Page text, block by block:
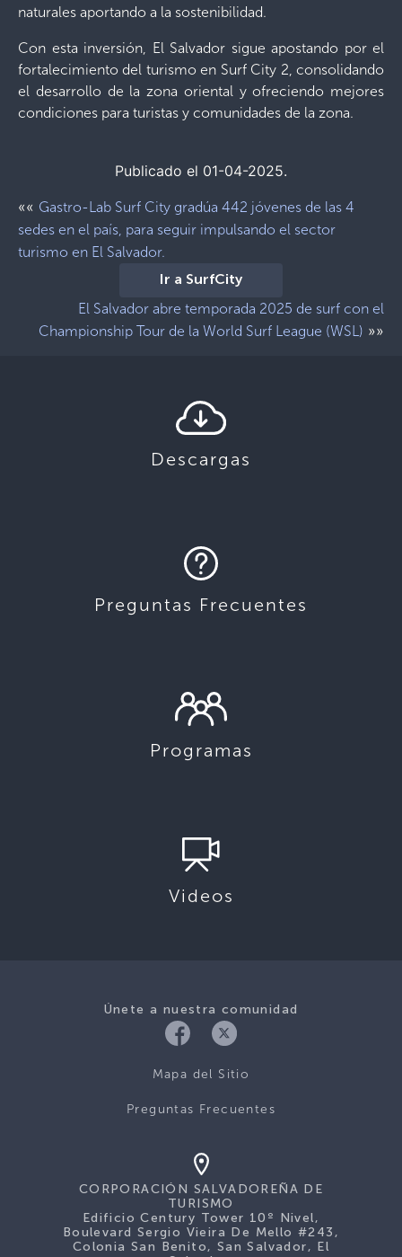
naturales aportando a la sostenibilidad.
Con esta inversión, El Salvador sigue apostando por el
fortalecimiento del turismo en Surf City 2, consolidando
el desarrollo de la zona oriental y ofreciendo mejores
condiciones para turistas y comunidades de la zona.
Publicado el 01-04-2025.
«« Gastro-Lab Surf City gradúa 442 jóvenes de las 4
sedes en el país, para seguir impulsando el sector
turismo en El Salvador.
Ir a SurfCity
El Salvador abre temporada 2025 de surf con el
Championship Tour de la World Surf League (WSL) »»
Descargas
Preguntas Frecuentes
Programas
Videos
Únete a nuestra comunidad
Mapa del Sitio
Preguntas Frecuentes
CORPORACIÓN SALVADOREÑA DE
TURISMO
Edificio Century Tower 10º Nivel,
Boulevard Sergio Vieira De Mello #243,
Colonia San Benito, San Salvador, El